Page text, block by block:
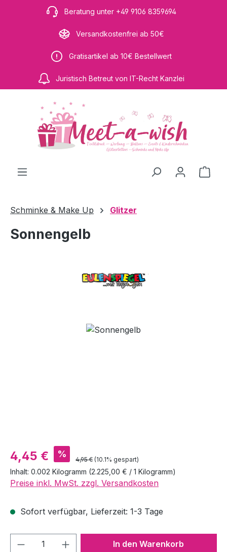
Zum Hauptinhalt springenBeratung unter +49 9106 8359694
Versandkostenfrei ab 50€
Gratisartikel ab 10€ Bestellwert
Juristisch Betreut von IT-Recht Kanzlei
Schminke & Make Up Glitzer
Sonnengelb
Bildergalerie überspringen
Verkaufspreis:
4,45 € % Regulärer Preis:
4,95 € (10.1% gespart)
Inhalt: 0.002 Kilogramm (2.225,00 € / 1 Kilogramm)
Preise inkl. MwSt. zzgl. Versandkosten
Sofort verfügbar, Lieferzeit: 1-3 Tage
Produkt Anzahl: Gib denIn den Warenkorb